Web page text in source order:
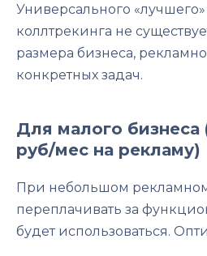
Универсального
коллтрекинга не
размера бизнеса,
конкретных задач.
Для малого бизнеса
руб/мес на рекламу)
При небольшом
переплачивать за
будет использоваться.